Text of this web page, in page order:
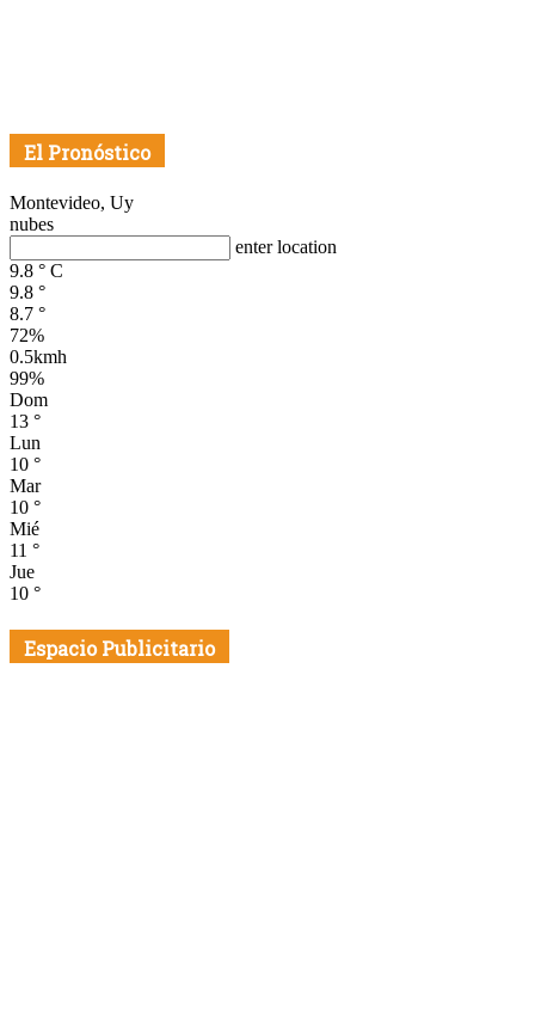
El Pronóstico
Montevideo, Uy
nubes
enter location
9.8 ° C
9.8 °
8.7 °
72%
0.5kmh
99%
Dom
13 °
Lun
10 °
Mar
10 °
Mié
11 °
Jue
10 °
Espacio Publicitario